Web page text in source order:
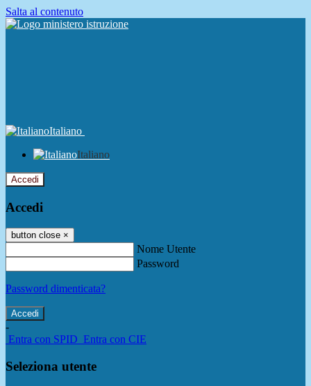
Salta al contenuto
Italiano
Italiano
Accedi
Accedi
button close ×
Nome Utente
Password
Password dimenticata?
-
Entra con SPID Entra con CIE
Seleziona utente